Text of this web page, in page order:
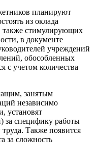
планируют
из оклада
также стимулирующих
в документе
учреждений
обособленных
с учетом количества
занятым
независимо
установят
за специфику работы
Также появится
за сложность